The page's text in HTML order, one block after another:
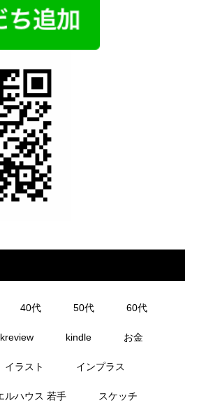
40代 50代 60代
kindle お金
イラスト インプラス
ルハウス 若手 スケッチ